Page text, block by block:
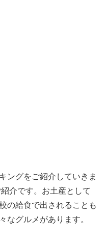
ングをご紹介していきま
介です。お土産として
の給食で出されることも
なグルメがあります。